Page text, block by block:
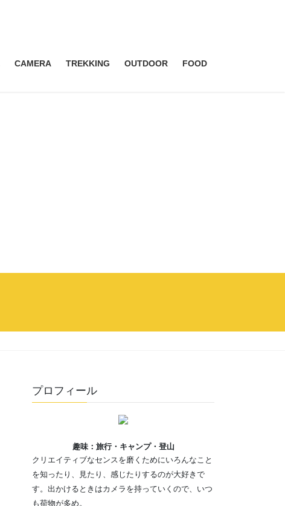
CAMERA TREKKING OUTDOOR FOOD
プロフィール
趣味：旅行・キャンプ・登山
クリエイティブなセンスを磨くためにいろんなこと
を知ったり、見たり、感じたりするのが大好きで
す。出かけるときはカメラを持っていくので、いつ
も荷物が多め。